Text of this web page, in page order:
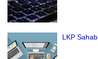
LKP